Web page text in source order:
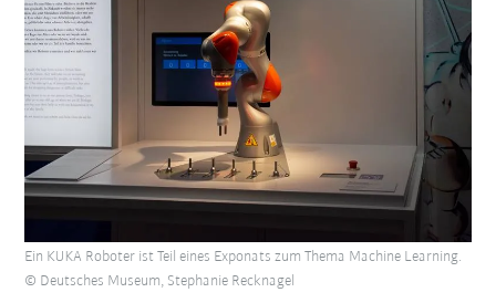
Ein KUKA Roboter ist Teil eines Exponats zum Thema Machine Learning.
© Deutsches Museum, Stephanie Recknagel